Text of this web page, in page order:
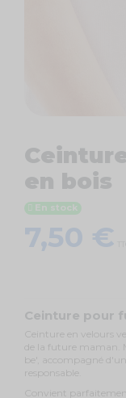
en bois
En stock
7,50 €
Ceinture pour
Ceinture en velours
de la future maman.
be', accompagné
responsable.
Convient